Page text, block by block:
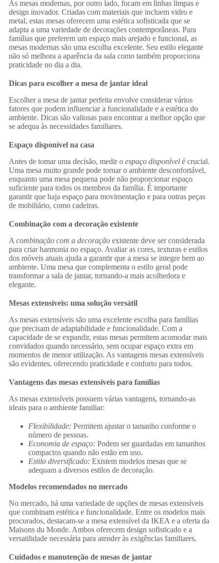
As mesas modernas, por outro lado, focam em linhas limpas e
design inovador. Criadas com materiais que incluem vidro e
metal, estas mesas oferecem uma estética sofisticada que se
adapta a uma variedade de decorações contemporâneas. Para
famílias que preferem um espaço mais arejado e funcional, as
mesas modernas são uma escolha excelente. Seu estilo elegante
não só melhora a aparência da sala como também proporciona
praticidade no dia a dia.
Dicas para escolher a mesa de jantar ideal
Escolher a mesa de jantar perfeita envolve considerar vários
fatores que podem influenciar a funcionalidade e a estética do
ambiente. Dicas são valiosas para encontrar a melhor opção que
se adequa às necessidades familiares.
Espaço disponível na casa
Antes de tomar uma decisão, medir o espaço disponível é crucial.
Uma mesa muito grande pode tornar o ambiente desconfortável,
enquanto uma mesa pequena pode não proporcionar espaço
suficiente para todos os membros da família. É importante
garantir que haja espaço para movimentação e para outras peças
de mobiliário, como cadeiras.
Combinação com a decoração existente
A combinação com a decoração existente deve ser considerada
para criar harmonia no espaço. Avaliar as cores, texturas e estilos
dos móveis atuais ajuda a garantir que a mesa se integre bem ao
ambiente. Uma mesa que complementa o estilo geral pode
transformar a sala de jantar, tornando-a mais acolhedora e
elegante.
Mesas extensíveis: uma solução versátil
As mesas extensíveis são uma excelente escolha para famílias
que precisam de adaptabilidade e funcionalidade. Com a
capacidade de se expandir, estas mesas permitem acomodar mais
convidados quando necessário, sem ocupar espaço extra em
momentos de menor utilização. As vantagens mesas extensíveis
são evidentes, oferecendo praticidade e conforto para todos.
Vantagens das mesas extensíveis para famílias
As mesas extensíveis possuem várias vantagens, tornando-as
ideais para o ambiente familiar:
Flexibilidade: Permitem ajustar o tamanho conforme o
número de pessoas.
Economia de espaço: Podem ser guardadas em tamanhos
compactos quando não estão em uso.
Estilo diversificado: Existem modelos mesas que se
adequam a diversos estilos de decoração.
Modelos recomendados no mercado
No mercado, há uma variedade de opções de mesas extensíveis
que combinam estética e funcionalidade. Entre os modelos mais
procurados, destacam-se a mesa extensível da IKEA e a oferta da
Maisons du Monde. Ambos oferecem design sofisticado e a
versatilidade necessária para atender às exigências familiares.
Cuidados e manutenção de mesas de jantar